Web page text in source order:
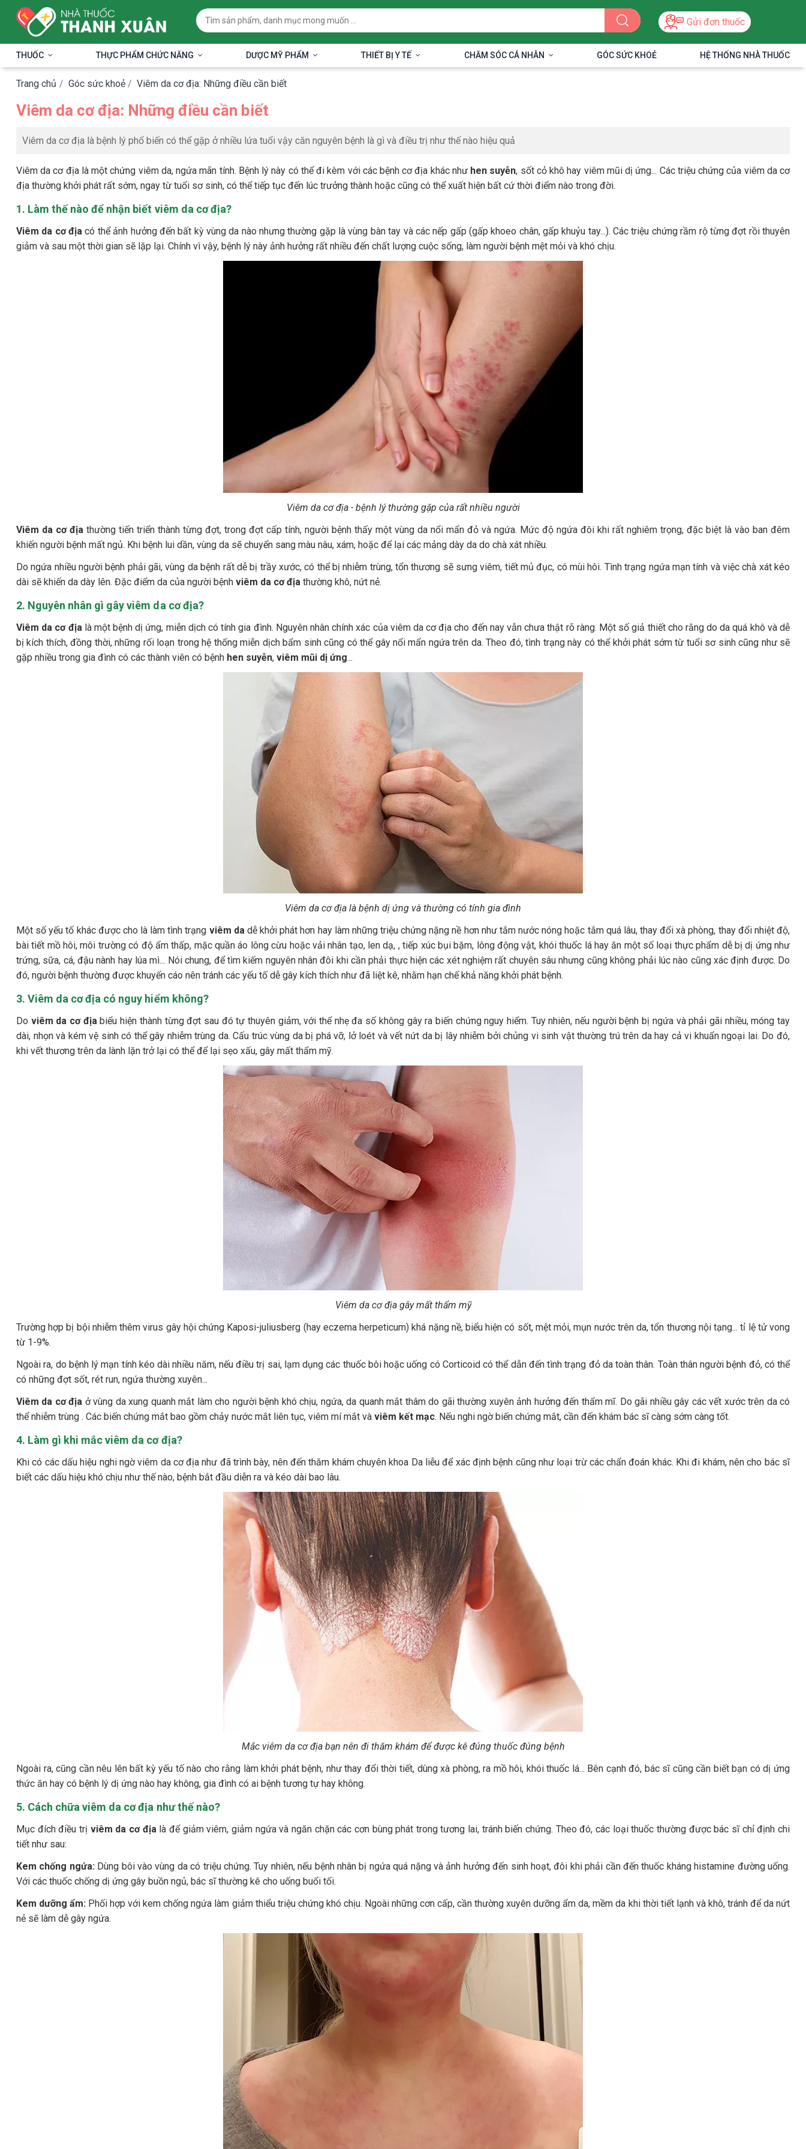
Gửi đơn thuốc
THUỐC THỰC PHẨM CHỨC NĂNG DƯỢC MỸ PHẨM THIẾT BỊ Y TẾ CHĂM SÓC CÁ NHÂN GÓC SỨC KHOẺ HỆ THỐNG NHÀ THUỐC
Trang chủ / Góc sức khoẻ / Viêm da cơ địa: Những điều cần biết
Viêm da cơ địa: Những điều cần biết
Viêm da cơ địa là bệnh lý phổ biến có thể gặp ở nhiều lứa tuổi vậy căn nguyên bệnh là gì và điều trị như thế nào hiệu quả
Viêm da cơ địa là một chứng viêm da, ngứa mãn tính. Bệnh lý này có thể đi kèm với các bệnh cơ địa khác như hen suyễn, sốt cỏ khô hay viêm mũi dị ứng... Các triệu chứng của viêm da cơ
địa thường khởi phát rất sớm, ngay từ tuổi sơ sinh, có thể tiếp tục đến lúc trưởng thành hoặc cũng có thể xuất hiện bất cứ thời điểm nào trong đời.
1. Làm thế nào để nhận biết viêm da cơ địa?
Viêm da cơ địa có thể ảnh hưởng đến bất kỳ vùng da nào nhưng thường gặp là vùng bàn tay và các nếp gấp (gấp khoeo chân, gấp khuỷu tay...). Các triệu chứng rầm rộ từng đợt rồi thuyên
giảm và sau một thời gian sẽ lặp lại. Chính vì vậy, bệnh lý này ảnh hưởng rất nhiều đến chất lượng cuộc sống, làm người bệnh mệt mỏi và khó chịu.
Viêm da cơ địa - bệnh lý thường gặp của rất nhiều người
Viêm da cơ địa thường tiến triển thành từng đợt, trong đợt cấp tính, người bệnh thấy một vùng da nổi mẩn đỏ và ngứa. Mức độ ngứa đôi khi rất nghiêm trọng, đặc biệt là vào ban đêm
khiến người bệnh mất ngủ. Khi bệnh lui dần, vùng da sẽ chuyển sang màu nâu, xám, hoặc để lại các mảng dày da do chà xát nhiều.
Do ngứa nhiều người bệnh phải gãi, vùng da bệnh rất dễ bị trầy xước, có thể bị nhiễm trùng, tổn thương sẽ sưng viêm, tiết mủ đục, có mùi hôi. Tình trạng ngứa mạn tính và việc chà xát kéo
dài sẽ khiến da dày lên. Đặc điểm da của người bệnh viêm da cơ địa thường khô, nứt nẻ.
2. Nguyên nhân gì gây viêm da cơ địa?
Viêm da cơ địalà một bệnh dị ứng, miễn dịch có tính gia đình. Nguyên nhân chính xác của viêm da cơ địa cho đến nay vẫn chưa thật rõ ràng. Một số giả thiết cho rằng do da quá khô và dễ
bị kích thích, đồng thời, những rối loạn trong hệ thống miễn dịch bẩm sinh cũng có thể gây nổi mẩn ngứa trên da. Theo đó, tình trạng này có thể khởi phát sớm từ tuổi sơ sinh cũng như sẽ
gặp nhiều trong gia đình có các thành viên có bệnh hen suyễn, viêm mũi dị ứng...
Viêm da cơ địa là bệnh dị ứng và thường có tính gia đình
Một số yếu tố khác được cho là làm tình trạng viêm dadễ khởi phát hơn hay làm những triệu chứng nặng nề hơn như tắm nước nóng hoặc tắm quá lâu, thay đổi xà phòng, thay đổi nhiệt độ,
bài tiết mồ hôi, môi trường có độ ẩm thấp, mặc quần áo lông cừu hoặc vải nhân tạo, len dạ, , tiếp xúc bụi bặm, lông động vật, khói thuốc lá hay ăn một số loại thực phẩm dễ bị dị ứng như
trứng, sữa, cá, đậu nành hay lúa mì... Nói chung, để tìm kiếm nguyên nhân đôi khi cần phải thực hiện các xét nghiệm rất chuyên sâu nhưng cũng không phải lúc nào cũng xác định được. Do
đó, người bệnh thường được khuyến cáo nên tránh các yếu tố dễ gây kích thích như đã liệt kê, nhằm hạn chế khả năng khởi phát bệnh.
3. Viêm da cơ địa có nguy hiểm không?
Do viêm da cơ địabiểu hiện thành từng đợt sau đó tự thuyên giảm, với thể nhẹ đa số không gây ra biến chứng nguy hiểm. Tuy nhiên, nếu người bệnh bị ngứa và phải gãi nhiều, móng tay
dài, nhọn và kém vệ sinh có thể gây nhiễm trùng da. Cấu trúc vùng da bị phá vỡ, lở loét và vết nứt da bị lây nhiễm bởi chủng vi sinh vật thường trú trên da hay cả vi khuẩn ngoại lai. Do đó,
khi vết thương trên da lành lặn trở lại có thể để lại sẹo xấu, gây mất thẩm mỹ.
Viêm da cơ địa gây mất thẩm mỹ
Trường hợp bị bội nhiễm thêm virus gây hội chứng Kaposi-juliusberg (hay eczema herpeticum) khá nặng nề, biểu hiện có sốt, mệt mỏi, mụn nước trên da, tổn thương nội tạng... tỉ lệ tử vong
từ 1-9%.
Ngoài ra, do bệnh lý mạn tính kéo dài nhiều năm, nếu điều trị sai, lạm dụng các thuốc bôi hoặc uống có Corticoid có thể dẫn đến tình trạng đỏ da toàn thân. Toàn thân người bệnh đỏ, có thể
có những đợt sốt, rét run, ngứa thường xuyên...
Viêm da cơ địa ở vùng da xung quanh mắt làm cho người bệnh khó chịu, ngứa, da quanh mắt thâm do gãi thường xuyên ảnh hưởng đến thẩm mĩ. Do gãi nhiều gây các vết xước trên da có
thể nhiễm trùng . Các biến chứng mắt bao gồm chảy nước mắt liên tục, viêm mí mắt và viêm kết mạc. Nếu nghi ngờ biến chứng mắt, cần đến khám bác sĩ càng sớm càng tốt.
4. Làm gì khi mắc viêm da cơ địa?
Khi có các dấu hiệu nghi ngờ viêm da cơ địa như đã trình bày, nên đến thăm khám chuyên khoa Da liễu để xác định bệnh cũng như loại trừ các chẩn đoán khác. Khi đi khám, nên cho bác sĩ
biết các dấu hiệu khó chịu như thế nào, bệnh bắt đầu diễn ra và kéo dài bao lâu.
Mắc viêm da cơ địa bạn nên đi thăm khám để được kê đúng thuốc đúng bệnh
Ngoài ra, cũng cần nêu lên bất kỳ yếu tố nào cho rằng làm khởi phát bệnh, như thay đổi thời tiết, dùng xà phòng, ra mồ hôi, khói thuốc lá... Bên cạnh đó, bác sĩ cũng cần biết bạn có dị ứng
thức ăn hay có bệnh lý dị ứng nào hay không, gia đình có ai bệnh tương tự hay không.
5. Cách chữa viêm da cơ địa như thế nào?
Mục đích điều trị viêm da cơ địalà để giảm viêm, giảm ngứa và ngăn chặn các cơn bùng phát trong tương lai, tránh biến chứng. Theo đó, các loại thuốc thường được bác sĩ chỉ định chi
tiết như sau:
Kem chống ngứa:Dùng bôi vào vùng da có triệu chứng. Tuy nhiên, nếu bệnh nhân bị ngứa quá nặng và ảnh hưởng đến sinh hoạt, đôi khi phải cần đến thuốc kháng histamine đường uống.
Với các thuốc chống dị ứng gây buồn ngủ, bác sĩ thường kê cho uống buổi tối.
Kem dưỡng ẩm: Phối hợp với kem chống ngứa làm giảm thiểu triệu chứng khó chịu. Ngoài những cơn cấp, cần thường xuyên dưỡng ẩm da, mềm da khi thời tiết lạnh và khô, tránh để da nứt
nẻ sẽ làm dễ gây ngứa.